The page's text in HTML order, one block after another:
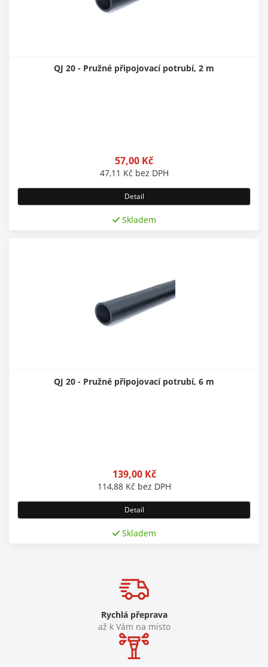
QJ 20 - Pružné připojovací potrubí, 2 m
57,00 Kč
47,11 Kč bez DPH
Detail
Skladem
QJ 20 - Pružné připojovací potrubí, 6 m
139,00 Kč
114,88 Kč bez DPH
Detail
Skladem
Rychlá přeprava
až k Vám na místo